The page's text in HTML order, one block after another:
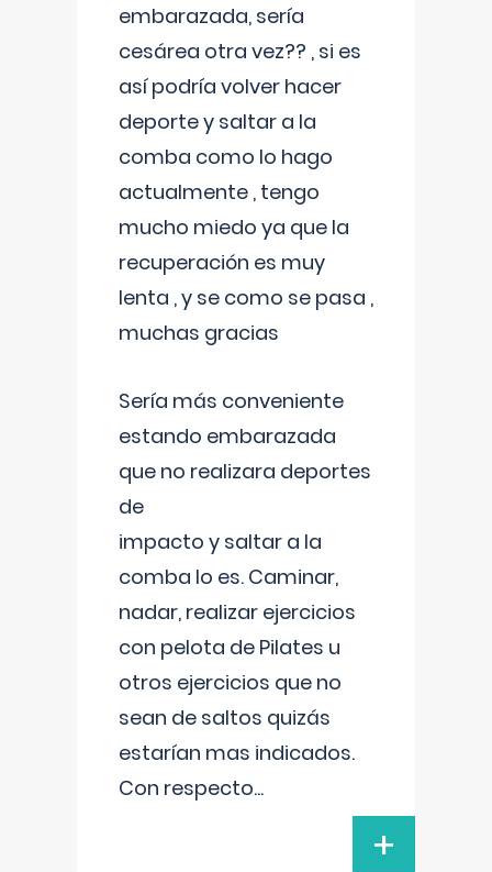
embarazada, sería
cesárea otra vez?? , si es
así podría volver hacer
deporte y saltar a la
comba como lo hago
actualmente , tengo
mucho miedo ya que la
recuperación es muy
lenta , y se como se pasa ,
muchas gracias
Sería más conveniente
estando embarazada
que no realizara deportes
de
impacto y saltar a la
comba lo es. Caminar,
nadar, realizar ejercicios
con pelota de Pilates u
otros ejercicios que no
sean de saltos quizás
estarían mas indicados.
Con respecto...
+